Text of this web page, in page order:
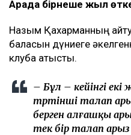
Арада бірнеше жыл
Назым Қахарманның
баласын дүниеге
клубқа қатысты.
– Бұл – кейінгі
төртінші талап
берген алғашқы
тек бір талап